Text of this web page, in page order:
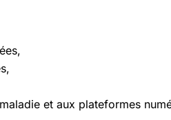
et aux plateformes